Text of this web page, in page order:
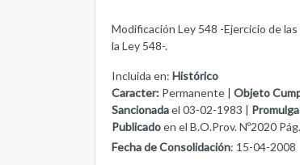
Modificación Ley 548 -Ejercicio de
la Ley 548-.
Incluida en: Histórico
Caracter: Permanente | Objeto
Sancionadael 03-02-1983 |
Publicadoen el B.O.Prov. Nº2020
Fecha de Consolidación: 15-04-2008